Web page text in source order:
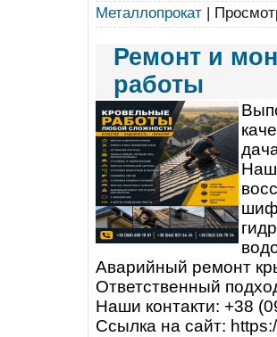
Металлопрокат |
Ремонт и
работы
Аварийный ремонт
Ответственный
Наши контакти: +38
Ссылка на сайт: